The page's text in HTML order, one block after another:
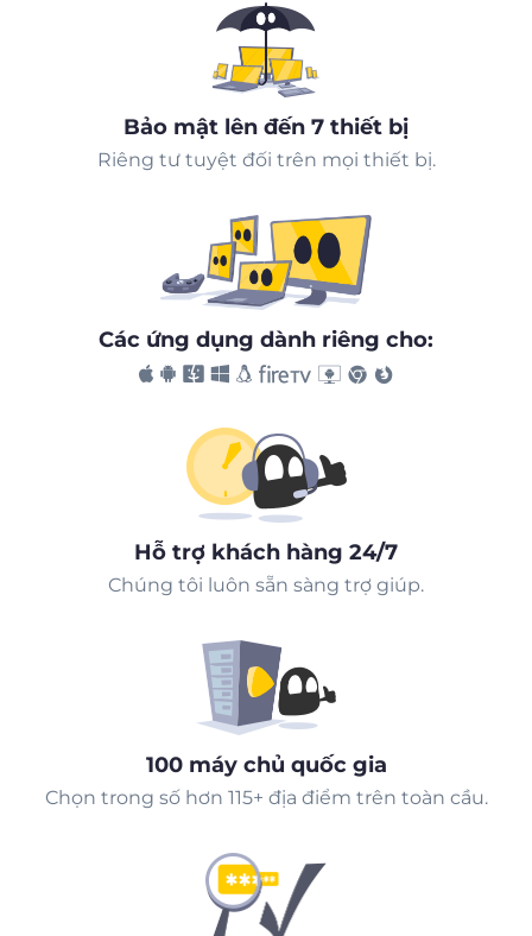
Bảo mật lên đến 7 thiết bị
Riêng tư tuyệt đối trên mọi thiết bị.
Các ứng dụng dành riêng cho:
Hỗ trợ khách hàng 24/7
Chúng tôi luôn sẵn sàng trợ giúp.
100 máy chủ quốc gia
Chọn trong số hơn 115+ địa điểm trên toàn cầu.